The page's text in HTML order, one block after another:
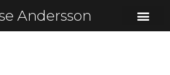
Andersson